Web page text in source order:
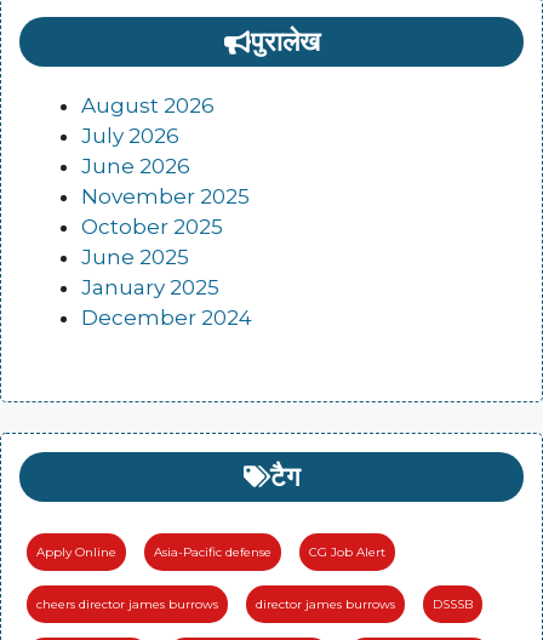
पुरालेख
August 2026
July 2026
June 2026
November 2025
October 2025
June 2025
January 2025
December 2024
टैग
Apply Online Asia-Pacific defense CG Job Alert
cheers director james burrows director james burrows DSSSB